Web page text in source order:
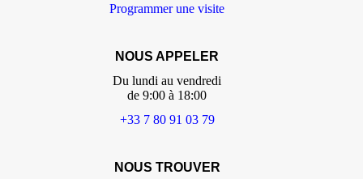
Programmer une visite
NOUS APPELER
Du lundi au vendredi
de 9:00 à 18:00
+33 7 80 91 03 79
NOUS TROUVER